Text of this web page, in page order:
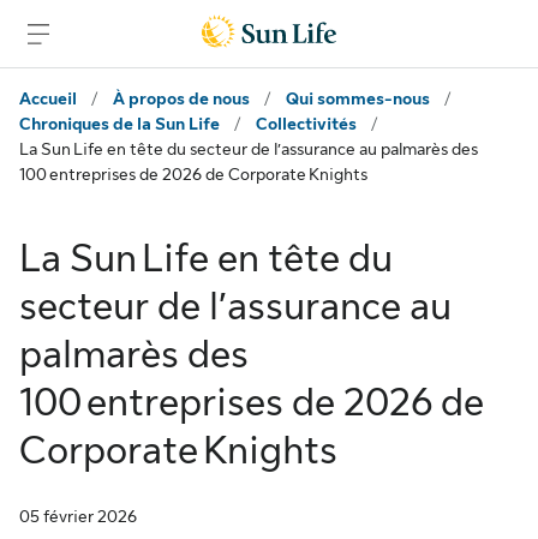
Accueil
/ À propos de nous / Qui sommes-nous
/
Chroniques de la Sun Life
/ Collectivités
/
La Sun Life en tête du secteur de l’assurance au palmarès des
100 entreprises de 2026 de Corporate Knights
La Sun Life en tête du
secteur de l’assurance au
palmarès des
100 entreprises de 2026 de
Corporate Knights
05 février 2026